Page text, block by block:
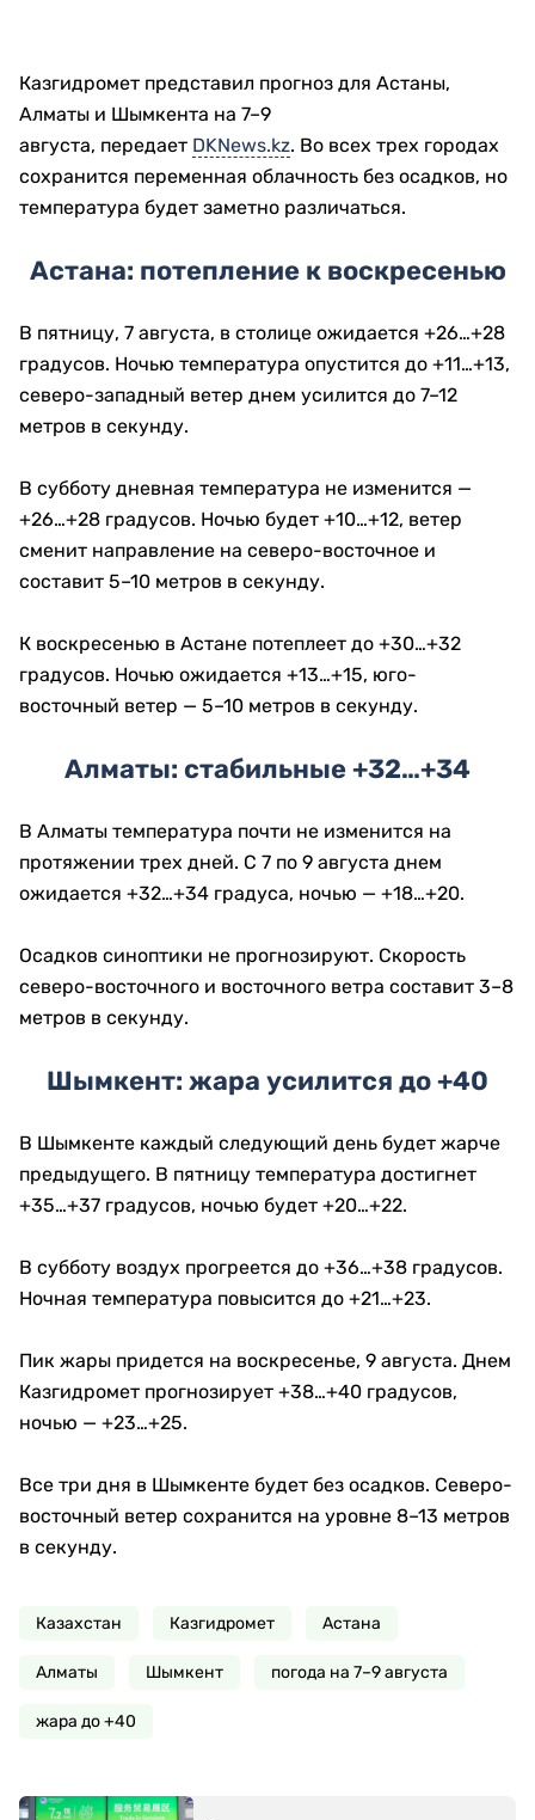
Казгидромет представил прогноз для Астаны,
Алматы и Шымкента на 7–9
августа, передает DKNews.kz. Во всех трех городах
сохранится переменная облачность без осадков, но
температура будет заметно различаться.
Астана: потепление к воскресенью
В пятницу, 7 августа, в столице ожидается +26…+28
градусов. Ночью температура опустится до +11…+13,
северо-западный ветер днем усилится до 7–12
метров в секунду.
В субботу дневная температура не изменится —
+26…+28 градусов. Ночью будет +10…+12, ветер
сменит направление на северо-восточное и
составит 5–10 метров в секунду.
К воскресенью в Астане потеплеет до +30…+32
градусов. Ночью ожидается +13…+15, юго-
восточный ветер — 5–10 метров в секунду.
Алматы: стабильные +32…+34
В Алматы температура почти не изменится на
протяжении трех дней. С 7 по 9 августа днем
ожидается +32…+34 градуса, ночью — +18…+20.
Осадков синоптики не прогнозируют. Скорость
северо-восточного и восточного ветра составит 3–8
метров в секунду.
Шымкент: жара усилится до +40
В Шымкенте каждый следующий день будет жарче
предыдущего. В пятницу температура достигнет
+35…+37 градусов, ночью будет +20…+22.
В субботу воздух прогреется до +36…+38 градусов.
Ночная температура повысится до +21…+23.
Пик жары придется на воскресенье, 9 августа. Днем
Казгидромет прогнозирует +38…+40 градусов,
ночью — +23…+25.
Все три дня в Шымкенте будет без осадков. Северо-
восточный ветер сохранится на уровне 8–13 метров
в секунду.
Казахстан Казгидромет Астана
Алматы Шымкент погода на 7–9 августа
жара до +40